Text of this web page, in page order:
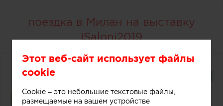
поездка в Милан на выставку
ISaloni2019
Этот веб-сайт использует файлы
cookie
Cookie – это небольшие текстовые файлы,
размещаемые на вашем устройстве